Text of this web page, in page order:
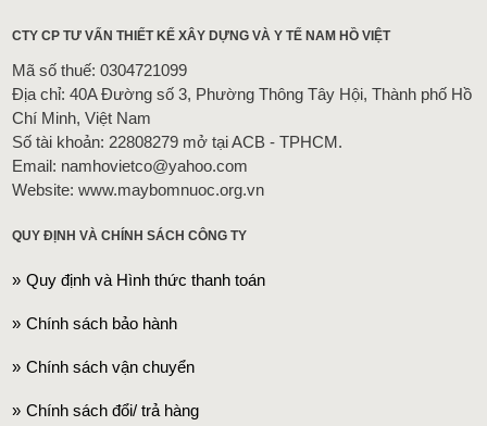
CTY CP TƯ VẤN THIẾT KẾ XÂY DỰNG VÀ Y TẾ NAM HỒ VIỆT
Mã số thuế: 0304721099
Địa chỉ: 40A Đường số 3, Phường Thông Tây Hội, Thành phố Hồ
Chí Minh, Việt Nam
Số tài khoản: 22808279 mở tại ACB - TPHCM.
Email: namhovietco@yahoo.com
Website: www.maybomnuoc.org.vn
QUY ĐỊNH VÀ CHÍNH SÁCH CÔNG TY
Quy định và Hình thức thanh toán
Chính sách bảo hành
Chính sách vận chuyển
Chính sách đổi/ trả hàng